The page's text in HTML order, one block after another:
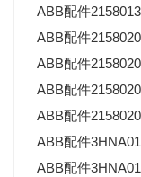
ABB配件
ABB配件
ABB配件
ABB配件
ABB配件
ABB配件
ABB配件